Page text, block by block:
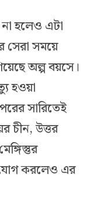
হলেও এটা
সেরা সময়ে
অল্প বয়সে।
হওয়া
সারিতেই
চীন, উত্তর
যোগ করলেও এর